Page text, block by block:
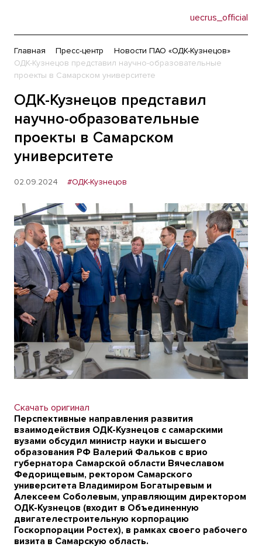
uecrus_official
Главная Пресс-центр
Новости ПАО «ОДК-Кузнецов»
ОДК-Кузнецов представил научно-образовательные
проекты в Самарском университете
ОДК-Кузнецов представил
научно-образовательные
проекты в Самарском
университете
02.09.2024 #ОДК-Кузнецов
Скачать оригинал
Перспективные направления развития
взаимодействия ОДК-Кузнецов с самарскими
вузами обсудил министр науки и высшего
образования РФ Валерий Фальков с врио
губернатора Самарской области Вячеславом
Федорищевым, ректором Самарского
университета Владимиром Богатыревым и
Алексеем Соболевым, управляющим директором
ОДК-Кузнецов (входит в Объединенную
двигателестроительную корпорацию
Госкорпорации Ростех), в рамках своего рабочего
визита в Самарскую область.